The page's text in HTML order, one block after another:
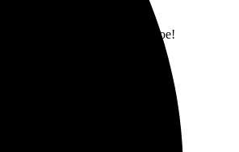
на дом, качество отличное!